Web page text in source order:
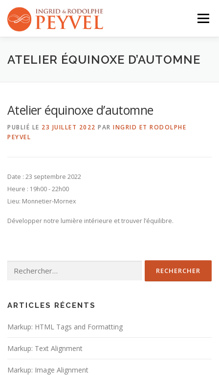
contenu
Menu
QUI SOMMES-NOUS ? ACTIVITÉS AGENDA
ATELIER ÉQUINOXE D’AUTOMNE
Atelier équinoxe d’automne
PUBLIÉ LE 23 JUILLET 2022 PAR INGRID ET RODOLPHE
PEYVEL
Date : 23 septembre 2022
Heure : 19h00 - 22h00
Lieu: Monnetier-Mornex
Développer notre lumière intérieure et trouver l’équilibre.
ARTICLES RÉCENTS
Markup: HTML Tags and Formatting
Markup: Text Alignment
Markup: Image Alignment